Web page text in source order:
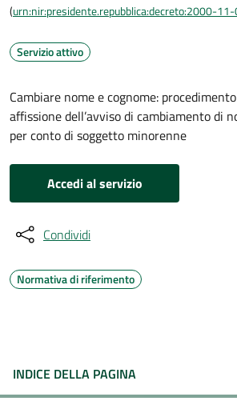
(urn:nir:presidente.repubblica:decreto:2000-
Servizio attivo
Cambiare nome e cognome:
affissione dell’avviso di cambiamento di
per conto di soggetto minorenne
Accedi al servizio
Condividi
Normativa di riferimento
INDICE DELLA PAGINA